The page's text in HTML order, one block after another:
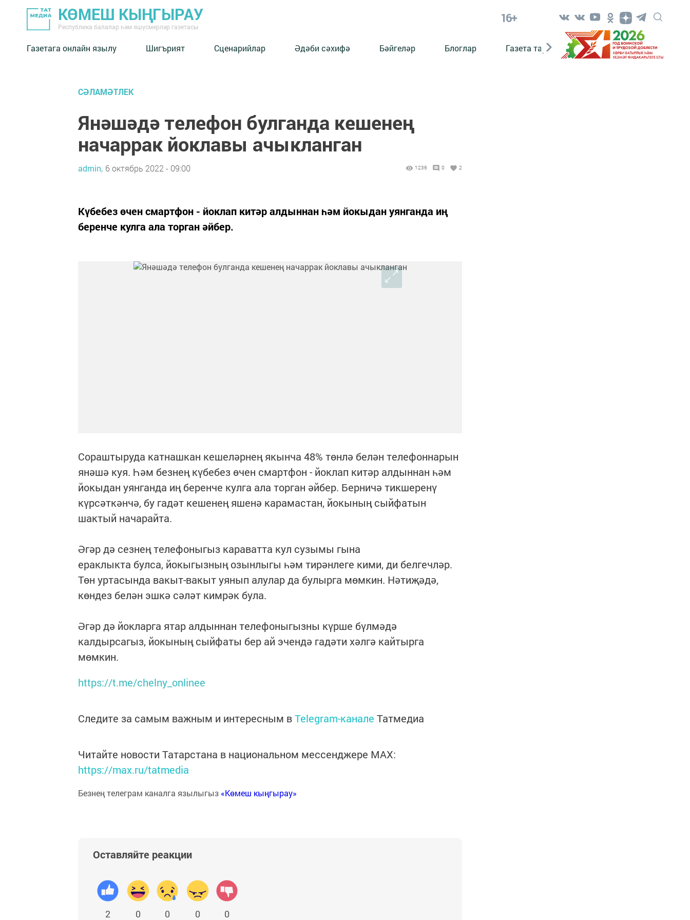
КӨМЕШ КЫҢГЫРАУ
Республика балалар һәм яшүсмерләр газетасы
16+
Газетага онлайн язылу Шигърият Сценарийлар Әдәби сәхифә Бәйгеләр Блоглар Газета тарихы Әкият Әкият
СӘЛАМӘТЛЕК
Янәшәдә телефон булганда кешенең
начаррак йоклавы ачыкланган
admin, 6 октябрь 2022 - 09:00 1236 0 2
Күбебез өчен смартфон - йоклап китәр алдыннан һәм йокыдан уянганда иң
беренче кулга ала торган әйбер.
Сораштыруда катнашкан кешеләрнең якынча 48% төнлә белән телефоннарын
янәшә куя. Һәм безнең күбебез өчен смартфон - йоклап китәр алдыннан һәм
йокыдан уянганда иң беренче кулга ала торган әйбер. Берничә тикшеренү
күрсәткәнчә, бу гадәт кешенең яшенә карамастан, йокының сыйфатын
шактый начарайта.
Әгәр дә сезнең телефоныгыз караватта кул сузымы гына
ераклыкта булса, йокыгызның озынлыгы һәм тирәнлеге кими, ди белгечләр.
Төн уртасында вакыт-вакыт уянып алулар да булырга мөмкин. Нәтиҗәдә,
көндез белән эшкә сәләт кимрәк була.
Әгәр дә йокларга ятар алдыннан телефоныгызны күрше бүлмәдә
калдырсагыз, йокының сыйфаты бер ай эчендә гадәти хәлгә кайтырга
мөмкин.
https://t.me/chelny_onlinee
Следите за самым важным и интересным вTelegram-канале Татмедиа
Читайте новости Татарстана в национальном мессенджере MАХ:
https://max.ru/tatmedia
Безнең телеграм каналга язылыгыз «Көмеш кыңгырау»
Оставляйте реакции
2 0 0 0 0